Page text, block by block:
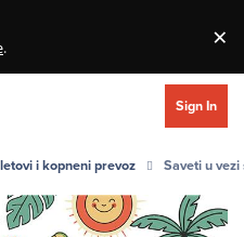
. ×
Sign In
i kopneni prevoz Saveti u